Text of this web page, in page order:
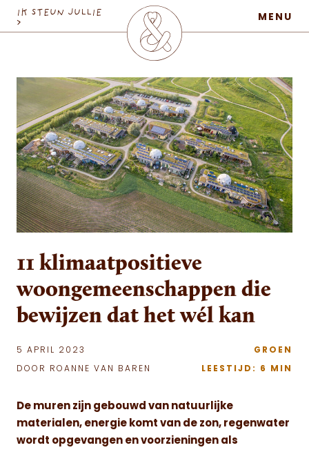
MaatschapWij
MENU
IK STEUN JULLIE
>
11 klimaatpositieve
woongemeenschappen die
bewijzen dat het wél kan
5 APRIL 2023
DOOR ROANNE VAN BAREN
GROEN
LEESTIJD: 6 MIN
De muren zijn gebouwd van natuurlijke
materialen, energie komt van de zon, regenwater
wordt opgevangen en voorzieningen als